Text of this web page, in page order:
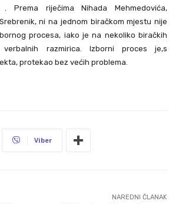
Prema riječima Nihada Mehmedovića,
ni na jednom biračkom mjestu nije
procesa, iako je na nekoliko biračkih
razmirica. Izborni proces je,s
protekao bez većih problema.
Viber
NAREDNI ČLANAK